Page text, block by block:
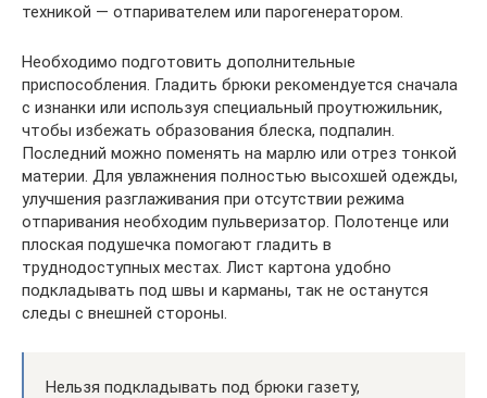
техникой — отпаривателем или парогенератором.
Необходимо подготовить дополнительные
приспособления. Гладить брюки рекомендуется сначала
с изнанки или используя специальный проутюжильник,
чтобы избежать образования блеска, подпалин.
Последний можно поменять на марлю или отрез тонкой
материи. Для увлажнения полностью высохшей одежды,
улучшения разглаживания при отсутствии режима
отпаривания необходим пульверизатор. Полотенце или
плоская подушечка помогают гладить в
труднодоступных местах. Лист картона удобно
подкладывать под швы и карманы, так не останутся
следы с внешней стороны.
Нельзя подкладывать под брюки газету,